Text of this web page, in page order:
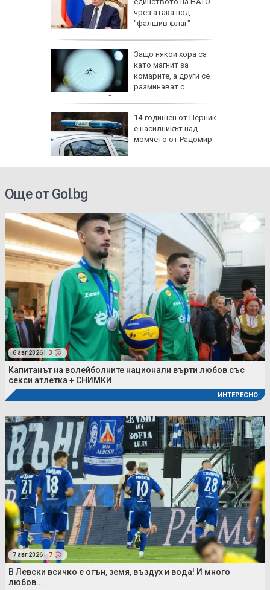
чрез атака под
"фалшив флаг"
Защо някои хора са
като магнит за
комарите, а други се
разминават с
ухапванията им?
14-годишен от Перник
е насилникът над
момчето от Радомир
Още от Gol.bg
6 авг 2026 | 3
Капитанът на волейболните национали върти любов със
секси атлетка + СНИМКИ
ИНТЕРЕСНО
7 авг 2026 | 7
В Левски всичко е огън, земя, въздух и вода! И много
любов...